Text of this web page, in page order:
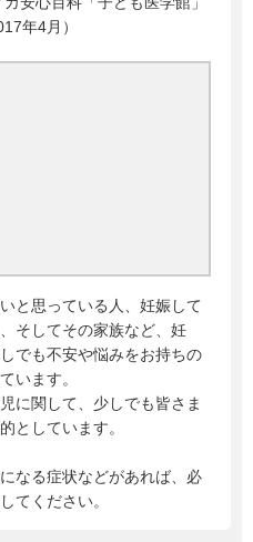
年4月）
と思っている人、妊娠して
そしてその家族など、妊
でも不安や悩みをお持ちの
います。
に関して、少しでも皆さま
としています。
なる症状などがあれば、必
てください。